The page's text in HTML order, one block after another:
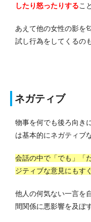
したり怒ったりするこ
あえて他の女性の影を
試し行為をしてくるの
ネガティブ
物事を何でも後ろ向き
は基本的にネガティブ
会話の中で「でも」「
ジティブな意見にもす
他人の何気ない一言を
間関係に悪影響を及ぼ